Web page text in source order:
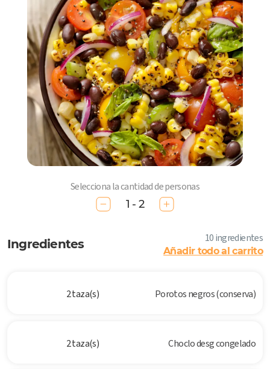
Selecciona la cantidad de personas
1 - 2
Ingredientes 10 ingredientes
Añadir todo al carrito
2 taza(s) Porotos negros (conserva)
2 taza(s) Choclo desg congelado